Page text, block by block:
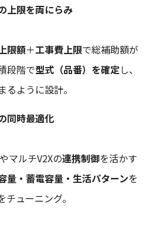
上限を両にらみ
限額＋工事費上限で総補助額が
段階で型式（品番）を確定し、
るように設計。
同時最適化
マルチV2Xの連携制御を活かす
量・蓄電容量・生活パターンを
ューニング。